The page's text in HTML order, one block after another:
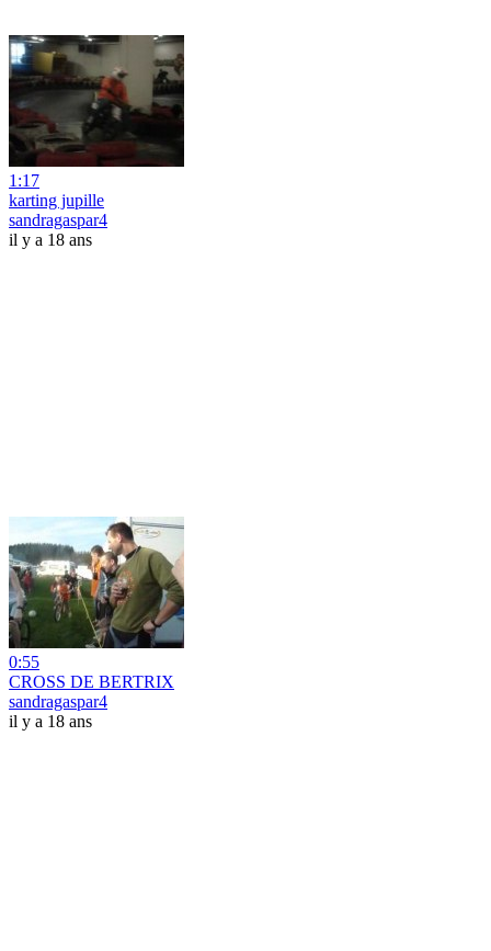
1:17
karting jupille
sandragaspar4
il y a 18 ans
0:55
CROSS DE BERTRIX
sandragaspar4
il y a 18 ans